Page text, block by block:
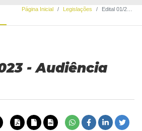
Página Inicial Legislações Edital 01/2023 - Audiência Pública
- Audiência